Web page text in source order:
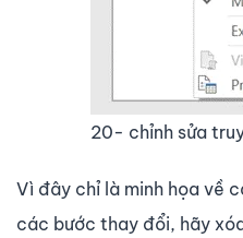
20- chỉnh sửa
Vì đây chỉ là minh họa về
các bước thay đổi, hãy